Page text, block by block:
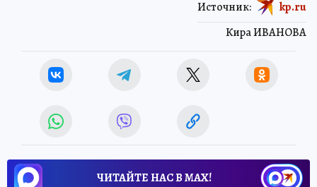
Кира ИВАНОВА
Источник: kp.ru
ЧИТАЙТЕ НАС В МАХ!